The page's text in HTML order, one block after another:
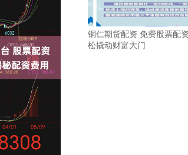
铜仁期货配资 免费股票配
松撬动财富大门